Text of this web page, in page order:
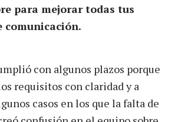
para mejorar todas tus
comunicación.
con algunos plazos porque
requisitos con claridad y a
casos en los que la falta de